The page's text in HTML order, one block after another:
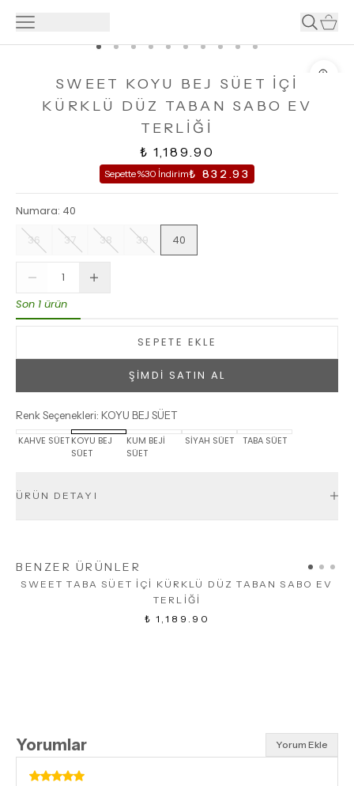
SWEET KOYU BEJ SÜET İÇİ
KÜRKLÜ DÜZ TABAN SABO EV
TERLİĞİ
₺ 1,189.90
Sepette %30 İndirim₺ 832.93
Numara: 40
36
37 38 39 40
Son 1 ürün
SEPETE EKLE
ŞİMDİ SATIN AL
Renk Seçenekleri: KOYU BEJ SÜET
KAHVE SÜET KOYU BEJ
SÜET
KUM BEJİ
SÜET
SİYAH SÜET TABA SÜET
ÜRÜN DETAYI
BENZER ÜRÜNLER
SWEET TABA SÜET İÇİ KÜRKLÜ DÜZ TABAN SABO EV
TERLİĞİ
₺ 1,189.90
Yorumlar Yorum Ekle